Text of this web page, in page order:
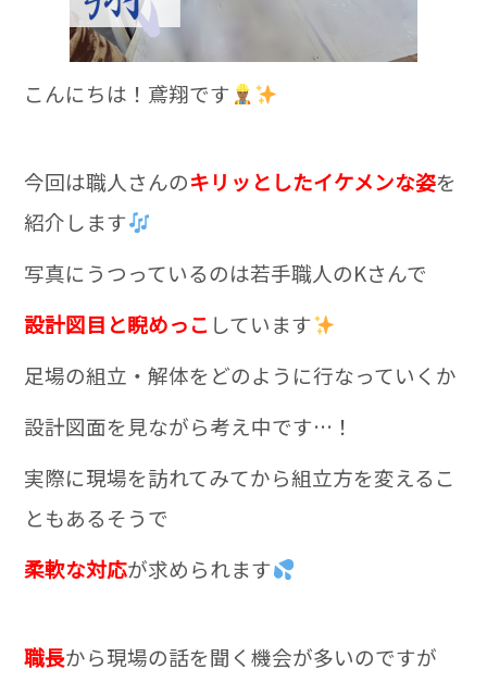
こんにちは！鳶翔です
今回は職人さんのキリッとしたイケメンな姿を
紹介します
写真にうつっているのは若手職人のKさんで
設計図目と睨めっこ しています
足場の組立・解体をどのように行なっていくか
設計図面を見ながら考え中です…！
実際に現場を訪れてみてから組立方を変えるこ
ともあるそうで
柔軟な対応が求められます
職長から現場の話を聞く機会が多いのですが